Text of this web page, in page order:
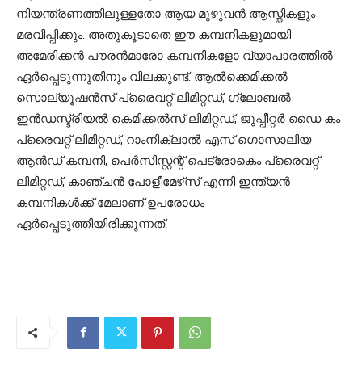
നിയന്ത്രണത്തിലുള്ളതോ ആയ മുഴുവന്‍ ആസ്തികളും
മരവിപ്പിക്കും. അതുകൂടാതെ ഈ കമ്പനികളുമായി
അമേരിക്കന്‍ പൗരന്‍മാരോ കമ്പനികളോ വ്യാപാരത്തില്‍
ഏര്‍പ്പെടുന്നുതിനും വിലക്കുണ്ട്. ആല്‍ക്കെമിക്കല്‍
സൊല്യൂഷന്‍സ് പ്രൈവറ്റ് ലിമിറ്റഡ്, ഗ്ലോബല്‍
ഇന്‍ഡസ്ട്രിയല്‍ കെമിക്കല്‍സ് ലിമിറ്റഡ്, ജുപ്പീറ്റര്‍ ഡൈ കം
പ്രൈവറ്റ് ലിമിറ്റഡ്, റാംനിക്ലാല്‍ എസ് ഗൊസാലിയ
ആന്‍ഡ് കമ്പനി, പെര്‍സിസ്റ്റന്റ് പെട്രോകെം പ്രൈവറ്റ്
ലിമിറ്റഡ്, കാഞ്ചന്‍ പോളീമേഴ്‌സ് എന്നി ഇന്ത്യന്‍
കമ്പനികള്‍ക്ക് മേലാണ് ഉപരോധം
ഏര്‍പ്പെടുത്തിയിരിക്കുന്നത്.